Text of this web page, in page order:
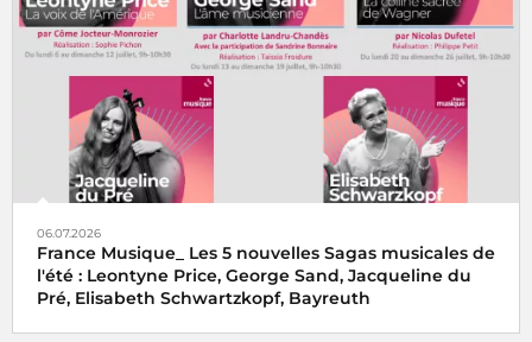
06.07.2026
France Musique_ Les 5 nouvelles Sagas musicales de
l'été : Leontyne Price, George Sand, Jacqueline du
Pré, Elisabeth Schwartzkopf, Bayreuth